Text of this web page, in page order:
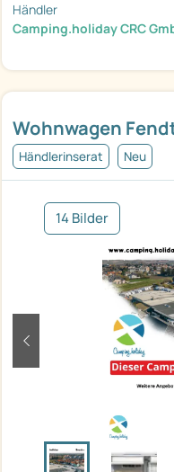
Wohnwagen
Händlerinserat Neu
14 Bilder
zurück
Händler
Camping.holiday CRC